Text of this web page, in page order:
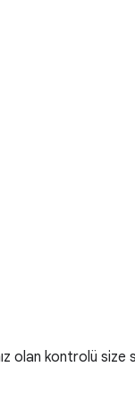
olan kontrolü size